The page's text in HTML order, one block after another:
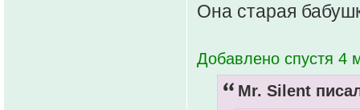
Она старая
Добавлено спустя 4
Mr. Silent